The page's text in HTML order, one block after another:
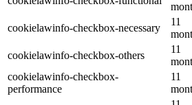
cookielawinfo-checkbox-necessary
11
cookielawinfo-checkbox-others
11
cookielawinfo-checkbox-
performance
11